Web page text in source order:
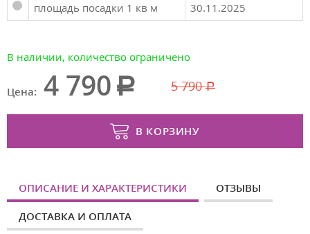
площадь посадки 1 кв м
30.11.2025
В наличии, количество ограничено
Цена: 4 790 5 790
В КОРЗИНУ
ОПИСАНИЕ И ХАРАКТЕРИСТИКИ ОТЗЫВЫ
ДОСТАВКА И ОПЛАТА